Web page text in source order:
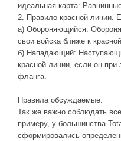
Новое время
Крестовые походы
Античность
Средние века
идеальная карта:
2. Правило красной линии.
а) Обороняющийся:
свои войска ближе к
б) Нападающий:
красной линии, если он при
фланга.
Правила обсуждаемые:
Так же важно соблюдать
примеру, у большинства
сформировались